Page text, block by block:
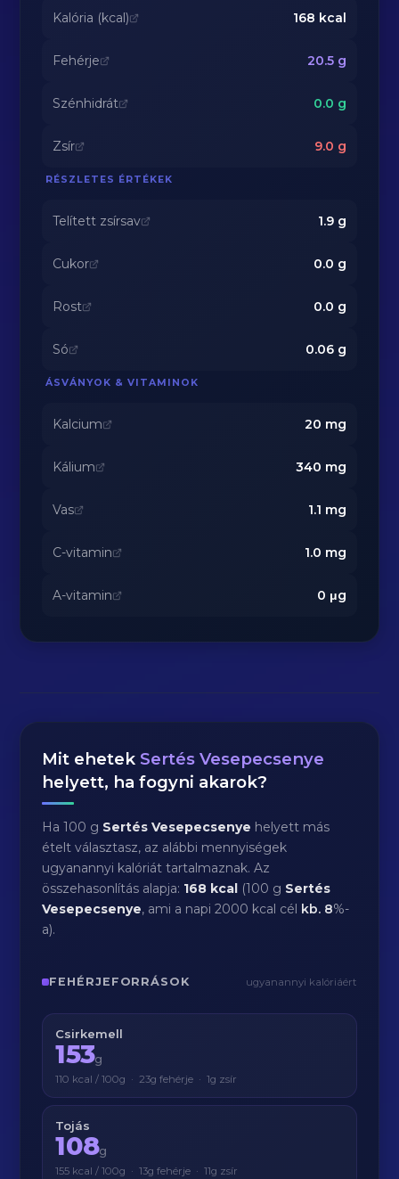
Kalória (kcal) 168 kcal
Fehérje 20.5g
Szénhidrát 0.0 g
Zsír 9.0 g
RÉSZLETES ÉRTÉKEK
Telített zsírsav 1.9g
Cukor 0.0 g
Rost 0.0 g
Só 0.06g
ÁSVÁNYOK & VITAMINOK
Kalcium 20 mg
Kálium 340 mg
Vas 1.1 mg
C-vitamin 1.0 mg
A-vitamin 0 μg
Mit ehetek Sertés Vesepecsenye
helyett, ha fogyni akarok?
Ha 100 g Sertés Vesepecsenye helyett más
ételt választasz, az alábbi mennyiségek
ugyanannyi kalóriát tartalmaznak. Az
összehasonlítás alapja: 168 kcal (100 g Sertés
Vesepecsenye, ami a napi 2000 kcal cél kb. 8%-
a).
FEHÉRJEFORRÁSOK ugyanannyi kalóriáért
Csirkemell
153g
110 kcal / 100g · 23g fehérje · 1g zsír
Tojás
108g
155 kcal / 100g · 13g fehérje · 11g zsír